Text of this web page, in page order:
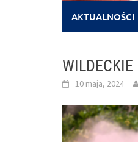
AKTUALNOŚCI
10 maja, 2024